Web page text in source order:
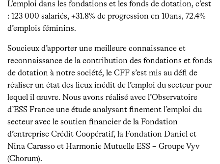
L’emploi dans les fondations et les fonds de dotation, c’est
: 123 000 salariés, +31.8% de progression en 10ans, 72.4%
d’emplois féminins.
Soucieux d’apporter une meilleure connaissance et
reconnaissance de la contribution des fondations et fonds
de dotation à notre société, le CFF s’est mis au défi de
réaliser un état des lieux inédit de l’emploi du secteur pour
lequel il œuvre. Nous avons réalisé avec l’Observatoire
d’ESS France une étude analysant finement l’emploi du
secteur avec le soutien financier de la Fondation
d’entreprise Crédit Coopératif, la Fondation Daniel et
Nina Carasso et Harmonie Mutuelle ESS – Groupe Vyv
(Chorum).